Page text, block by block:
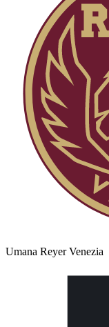
Umana Reyer Venezia